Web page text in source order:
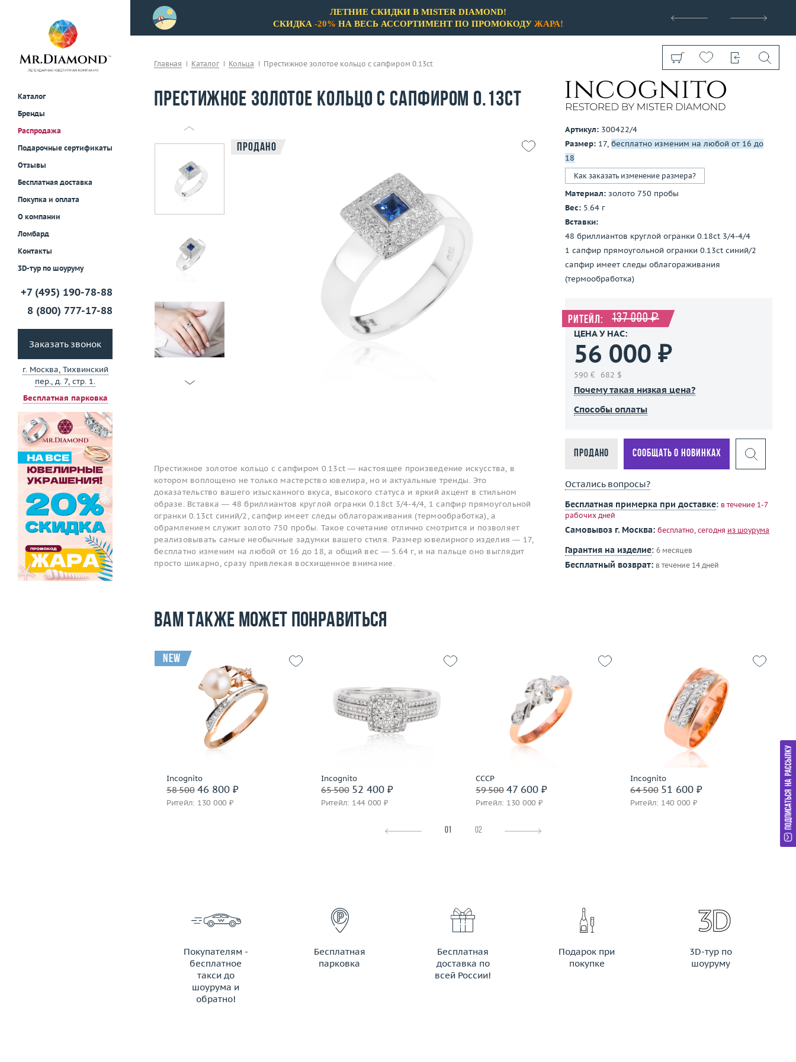
Каталог
Бренды
Распродажа
Подарочные сертификаты
Отзывы
Бесплатная доставка
Покупка и оплата
О компании
Ломбард
Контакты
3D-тур по шоуруму
+7 (495) 190-78-88
8 (800) 777-17-88
Заказать звонок
г. Москва, Тихвинский
пер., д. 7, стр. 1.
Бесплатная парковка
примерки!
ЛЕТНИЕ СКИДКИ В MISTER DIAMOND!
СКИДКА -20% НА ВЕСЬ АССОРТИМЕНТ ПО ПРОМОКОДУ ЖАРА!
Показать все
Главная Каталог Кольца Престижное золотое кольцо с сапфиром 0.13ct
Престижное золотое кольцо с сапфиром 0.13ct
Продано
Престижное золотое кольцо с сапфиром 0.13ct — настоящее произведение искусства, в
котором воплощено не только мастерство ювелира, но и актуальные тренды. Это
доказательство вашего изысканного вкуса, высокого статуса и яркий акцент в стильном
образе. Вставка — 48 бриллиантов круглой огранки 0.18ct 3/4-4/4, 1 сапфир прямоугольной
огранки 0.13ct синий/2, сапфир имеет следы облагораживания (термообработка), а
обрамлением служит золото 750 пробы. Такое сочетание отлично смотрится и позволяет
реализовывать самые необычные задумки вашего стиля. Размер ювелирного изделия — 17,
бесплатно изменим на любой от 16 до 18, а общий вес — 5.64 г, и на пальце оно выглядит
просто шикарно, сразу привлекая восхищенное внимание.
Артикул: 300422/4
Размер: 17, бесплатно изменим на любой от 16 до
18
Как заказать изменение размера?
Материал: золото 750 пробы
Вес: 5.64 г
Вставки:
48 бриллиантов круглой огранки 0.18ct 3/4-4/4
1 сапфир прямоугольной огранки 0.13ct синий/2
сапфир имеет следы облагораживания
(термообработка)
Ритейл: 137 000 ₽
ЦЕНА У НАС:
56 000 ₽
590 € 682 $
Почему такая низкая цена?
Способы оплаты
Продано Сообщать о новинках
Остались вопросы?
Бесплатная примерка при доставке: в течение 1-7
рабочих дней
Самовывоз г. Москва: бесплатно, сегодня из шоурума
Гарантия на изделие: 6 месяцев
Бесплатный возврат: в течение 14 дней
Вам также может понравиться
Incognito
58 50046 800 ₽
Ритейл: 130 000 ₽
new
Материал
золото 585 пробы
Подробнее
Incognito
65 50052 400 ₽
Ритейл: 144 000 ₽
Размер
17.5
Вес (г)
3.12
Материал
золото 585 пробы
Подробнее
СССР
59 50047 600 ₽
Ритейл: 130 000 ₽
Материал
золото 583 пробы
Подробнее
Incognito
64 50051 600 ₽
Ритейл: 140 000 ₽
Материал
золото 585 пробы
Подробнее
01 02
Покупателям -
бесплатное
такси до
шоурума и
обратно!
ЗАКАЗАТЬ ТАКСИ
Бесплатная
парковка
Бесплатная
доставка по
всей России!
Подарок при
покупке
3D-тур по
шоуруму